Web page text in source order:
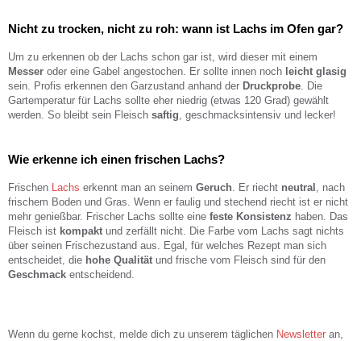
Nicht zu trocken, nicht zu roh: wann ist Lachs im Ofen gar?
Um zu erkennen ob der Lachs schon gar ist, wird dieser mit einem
Messer oder eine Gabel angestochen. Er sollte innen noch leicht glasig
sein. Profis erkennen den Garzustand anhand der Druckprobe . Die
Gartemperatur für Lachs sollte eher niedrig (etwas 120 Grad) gewählt
werden. So bleibt sein Fleisch saftig , geschmacksintensiv und lecker!
Wie erkenne ich einen frischen Lachs?
Frischen Lachs erkennt man an seinem Geruch . Er riecht neutral
, nach
frischem Boden und Gras. Wenn er faulig und stechend riecht ist er nicht
mehr genießbar. Frischer Lachs sollte eine feste Konsistenz haben. Das
Fleisch ist kompakt und zerfällt nicht. Die Farbe vom Lachs sagt nichts
über seinen Frischezustand aus. Egal, für welches Rezept man sich
entscheidet, die hohe Qualität und frische vom Fleisch sind für den
Geschmack entscheidend.
Wenn du gerne kochst, melde dich zu unserem täglichen Newsletter an,